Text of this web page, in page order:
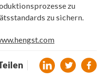
zu
zu sichern.